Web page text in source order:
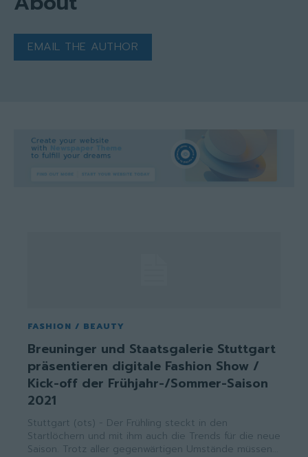
EMAIL THE AUTHOR
FASHION / BEAUTY
Breuninger und Staatsgalerie Stuttgart
präsentieren digitale Fashion Show /
Kick-off der Frühjahr-/Sommer-Saison
2021
Stuttgart (ots) - Der Frühling steckt in den
Startlöchern und mit ihm auch die Trends für die neue
Saison. Trotz aller gegenwärtigen Umstände müssen...